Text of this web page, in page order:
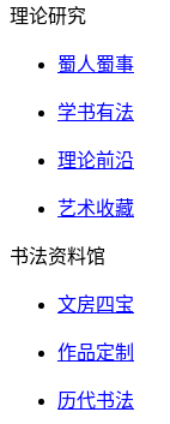
理论研究
蜀人蜀事
学书有法
理论前沿
艺术收藏
书法资料馆
文房四宝
作品定制
历代书法